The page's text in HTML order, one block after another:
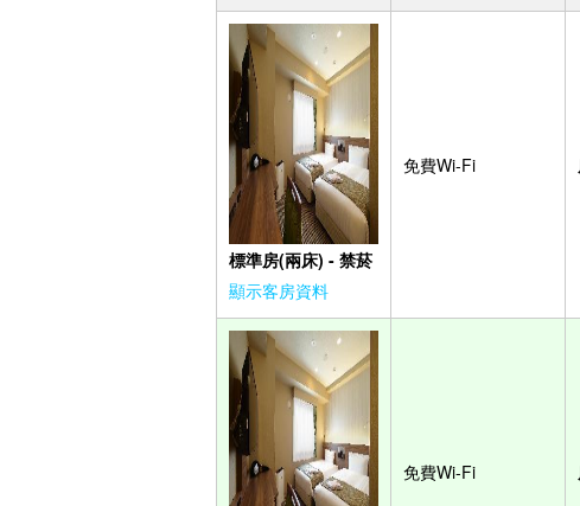
標準房(兩床) - 禁菸
顯示客房資料
免費Wi-Fi
免費Wi-Fi